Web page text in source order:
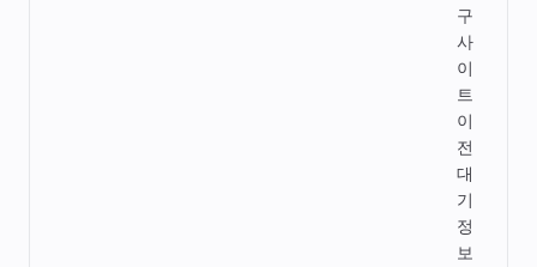
구
사
이
트
이
전
대
기
정
보